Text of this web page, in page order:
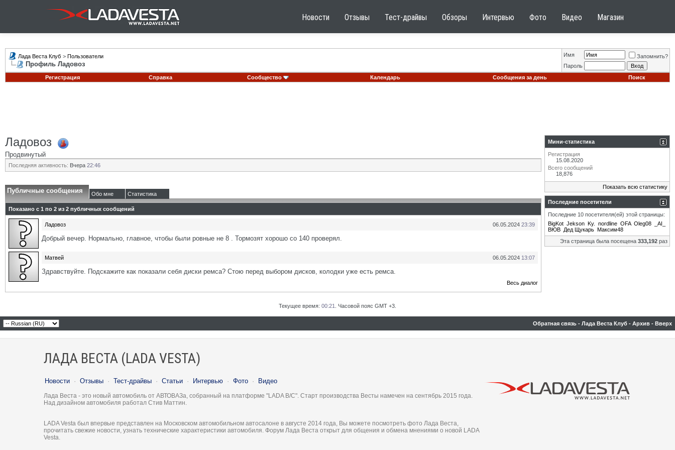
Новости Отзывы Тест-драйвы Обзоры Интервью Фото Видео Магазин
Лада Веста Клуб > Пользователи
Профиль Ладовоз
Имя
Запомнить?
Пароль
Регистрация
Справка Сообщество Календарь Сообщения за день Поиск
Ладовоз
Продвинутый
Последняя активность: Вчера 22:46
Публичные сообщения Обо мне Статистика
Показано с 1 по 2 из 2 публичных сообщений
06.05.2024 23:39
Ладовоз
Добрый вечер. Нормально, главное, чтобы были ровные не 8 . Тормозят хорошо со 140 проверял.
06.05.2024 13:07
Матвей
Здравствуйте. Подскажите как показали себя диски ремса? Стою перед выбором дисков, колодки уже есть ремса.
Весь диалог
Мини-статистика
Регистрация
15.08.2020
Всего сообщений
18,876
Показать всю статистику
Последние посетители
Последние 10 посетителя(ей) этой страницы:
BigKot Jekson Ky. nordline OFA Oleg08
_AI_
ВЮВ Дед Щукарь Максим48
Эта страница была посещена 333,192 раз
Текущее время: 00:21 . Часовой пояс GMT +3.
Обратная связь - Лада Веста Клуб - Архив - Вверх
ЛАДА ВЕСТА (LADA VESTA)
Новости · Отзывы · Тест-драйвы · Статьи · Интервью · Фото · Видео
Лада Веста - это новый автомобиль от АВТОВАЗа, собранный на платформе "LADA B/C". Старт производства Весты намечен на сентябрь 2015 года.
Над дизайном автомобиля работал Стив Маттин.
LADA Vesta был впервые представлен на Московском автомобильном автосалоне в августе 2014 года, Вы можете посмотреть фото Лада Веста,
прочитать свежие новости, узнать технические характеристики автомобиля. Форум Лада Веста открыт для общения и обмена мнениями о новой LADA
Vesta.